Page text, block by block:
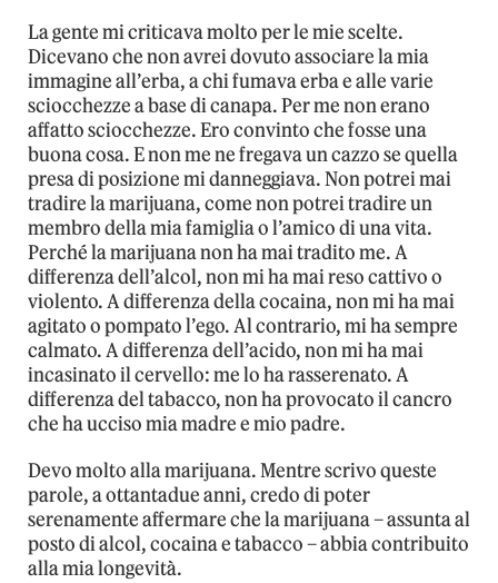
La gente mi criticava molto per le mie scelte.
Dicevano che non avrei dovuto associare la mia
immagine all’erba, a chi fumava erba e alle varie
sciocchezze a base di canapa. Per me non erano
affatto sciocchezze. Ero convinto che fosse una
buona cosa. E non me ne fregava un cazzo se quella
presa di posizione mi danneggiava. Non potrei mai
tradire la marijuana, come non potrei tradire un
membro della mia famiglia o l’amico di una vita.
Perché la marijuana non ha mai tradito me. A
differenza dell’alcol, non mi ha mai reso cattivo o
violento. A differenza della cocaina, non mi ha mai
agitato o pompato l’ego. Al contrario, mi ha sempre
calmato. A differenza dell’acido, non mi ha mai
incasinato il cervello: me lo ha rasserenato. A
differenza del tabacco, non ha provocato il cancro
che ha ucciso mia madre e mio padre.
Devo molto alla marijuana. Mentre scrivo queste
parole, a ottantadue anni, credo di poter
serenamente affermare che la marijuana – assunta al
posto di alcol, cocaina e tabacco – abbia contribuito
alla mia longevità.